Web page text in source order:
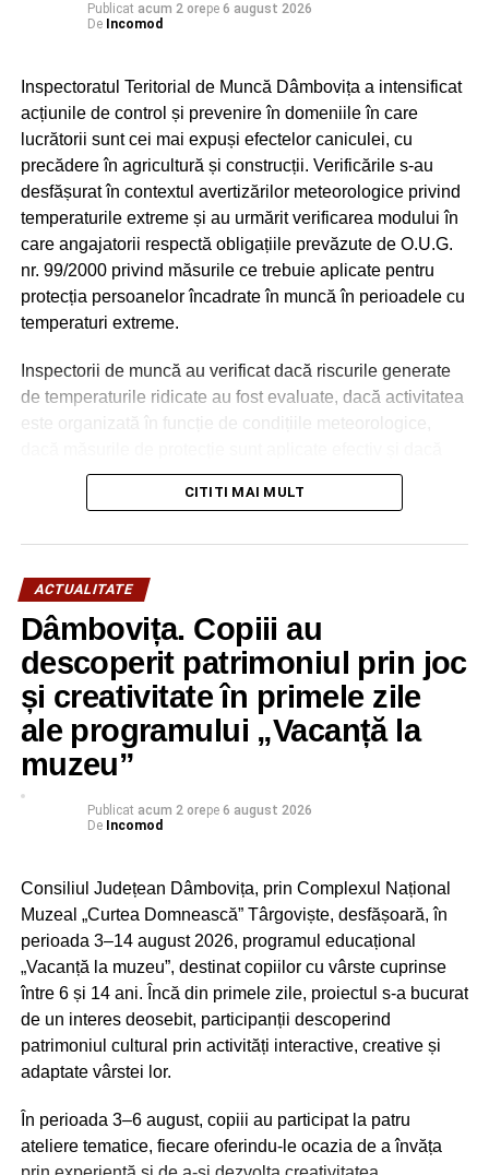
RELATIONATE: DÂMBOVIŢA EMANUEL SPĂTARU
GUNOI
RAZVAD
SOMAŢIE VIDEO
URMATOAREA
DSVSA Dâmbovița evaluează toate alimentele
servite nuntașilor care au ajuns la spital cu
probleme digestive
Comuna Cândești, speranțe, destule probleme și
neajunsuri, dar se înaintează pe drumul cel bun!
Publicat acum 2 orepe 6 august 2026
De Incomod
Inspectoratul Teritorial de Muncă Dâmbovița a intensificat
acțiunile de control și prevenire în domeniile în care
lucrătorii sunt cei mai expuși efectelor caniculei, cu
precădere în agricultură și construcții. Verificările s-au
desfășurat în contextul avertizărilor meteorologice privind
temperaturile extreme și au urmărit verificarea modului în
care angajatorii respectă obligațiile prevăzute de O.U.G.
nr. 99/2000 privind măsurile ce trebuie aplicate pentru
protecția persoanelor încadrate în muncă în perioadele cu
temperaturi extreme.
Inspectorii de muncă au verificat dacă riscurile generate
de temperaturile ridicate au fost evaluate, dacă activitatea
este organizată în funcție de condițiile meteorologice,
lucrătorii au fost informați și instruiți cu privire la riscurile
Totodată, au fost urmărite măsurile minime obligatorii pe
care angajatorii trebuie să le asigure în perioadele cu
temperaturi extreme:
– reducerea intensității efortului fizic,
– alternarea perioadelor de lucru cu pauze în locuri
umbrite sau ventilate,
– asigurarea unei cantități de 2-4 litri de apă potabilă
pentru fiecare lucrător pe schimb
– echipamente individuale de protecție adecvate și, acolo
personală.
legislația prevede adaptarea programului de lucru sau
întreruperea temporară a activității, în condițiile legii.
În cadrul acțiunilor desfășurate în această săptămână,
inspectorii ITM Dâmbovița au efectuat 24 de controale, în
principal la angajatori din domeniile agriculturii și
construcțiilor. În majoritatea unităților verificate, inspectorii
au constatat că angajatorii au conștientizat importanța
o atenție deosebită asigurării apei potabile și hidratării
corespunzătoare a lucrătorilor.
CITITI MAI MULT
ACTUALITATE
Dâmbovița. Copiii au
descoperit patrimoniul prin joc
și creativitate în primele zile
ale programului „Vacanță la
muzeu”
Publicat acum 2 orepe 6 august 2026
De Incomod
Consiliul Județean Dâmbovița, prin Complexul Național
Muzeal „Curtea Domnească” Târgoviște, desfășoară, în
perioada 3–14 august 2026, programul educațional
„Vacanță la muzeu”, destinat copiilor cu vârste cuprinse
între 6 și 14 ani. Încă din primele zile, proiectul s-a bucurat
de un interes deosebit, participanții descoperind
patrimoniul cultural prin activități interactive, creative și
adaptate vârstei lor.
În perioada 3–6 august, copiii au participat la patru
ateliere tematice, fiecare oferindu-le ocazia de a învăța